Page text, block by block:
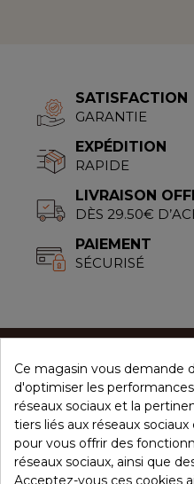
SATISFACTION
GARANTIE
EXPÉDITION
RAPIDE
LIVRAISON
DÈS 29.50€
PAIEMENT
SÉCURISÉ
CONCEPT ÉPICES
NOS PRODUITS
Ce magasin vous demande
d'optimiser les
réseaux sociaux et la
tiers liés aux réseaux
pour vous offrir des
réseaux sociaux, ainsi que
Acceptez-vous ces cookies